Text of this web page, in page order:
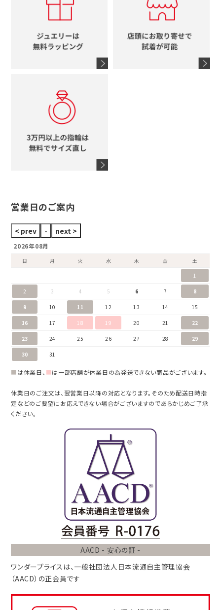
ブルガリ
グッチ
スタージュエリー
ウノアエレ
コーチ
ブランドアイテムをすべて見る
時計をすべて見る
エルメス
シャネル
タグホイヤー
営業日のご案内
2026年08月
日 月 火 水 木 金
土
1
2 3 4 5 6 7 8
9 10 11 12 13 14 15
16 17 18 19 20 21 22
23 24 25 26 27 28 29
30 31
■は休業日、 ■は一部店舗が休業日の為発送できない商品がございます。
休業日のご注文は、翌営業日以降の対応となります。そのため配送日時指
定などのご要望にお応えできない場合がございますのであらかじめご了承
ください。
AACD - 安心の証 -
ワンダープライスは、一般社団法人 日本流通自主管理協会
（AACD） の正会員です